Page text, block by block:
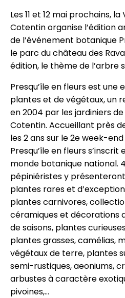
Les 11 et 12 mai prochains,
Cotentin organise l’édition
de l’événement botanique
le parc du château des
édition, le thème de l’arbre
Presqu’île en fleurs est
plantes et de végétaux, un
en 2004 par les jardiniers
Cotentin. Accueillant près
les 2 ans sur le 2e week-
Presqu’île en fleurs
monde botanique national.
pépiniéristes y
plantes rares et
plantes carnivores,
céramiques et décorations
de saisons, plantes
plantes grasses, camélias,
végétaux de terre, plantes
semi-rustiques, aeoniums,
arbustes à caractère
pivoines,…